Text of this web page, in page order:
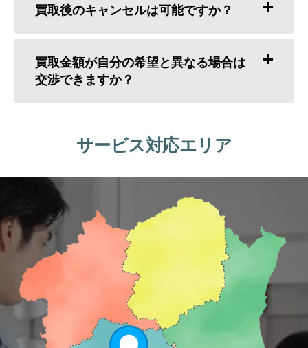
買取後のキャンセルは可能ですか？
買取金額が自分の希望と異なる場合は
交渉できますか？
サービス対応エリア